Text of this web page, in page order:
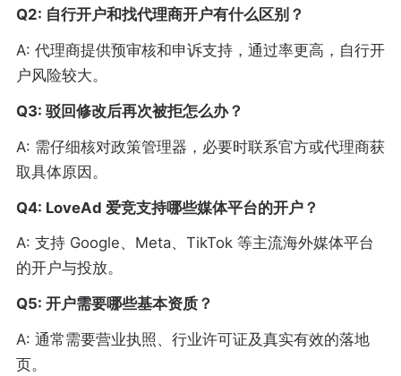
Q2: 自行开户和找代理商开户有什么区别？
A: 代理商提供预审核和申诉支持，通过率更高，自行开
户风险较大。
Q3: 驳回修改后再次被拒怎么办？
A: 需仔细核对政策管理器，必要时联系官方或代理商获
取具体原因。
Q4: LoveAd 爱竞支持哪些媒体平台的开户？
A: 支持 Google、Meta、TikTok 等主流海外媒体平台
的开户与投放。
Q5: 开户需要哪些基本资质？
A: 通常需要营业执照、行业许可证及真实有效的落地
页。